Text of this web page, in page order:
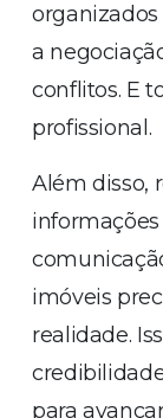
a
conflitos. E
profissional.
Além disso,
imóveis
realidade.
para